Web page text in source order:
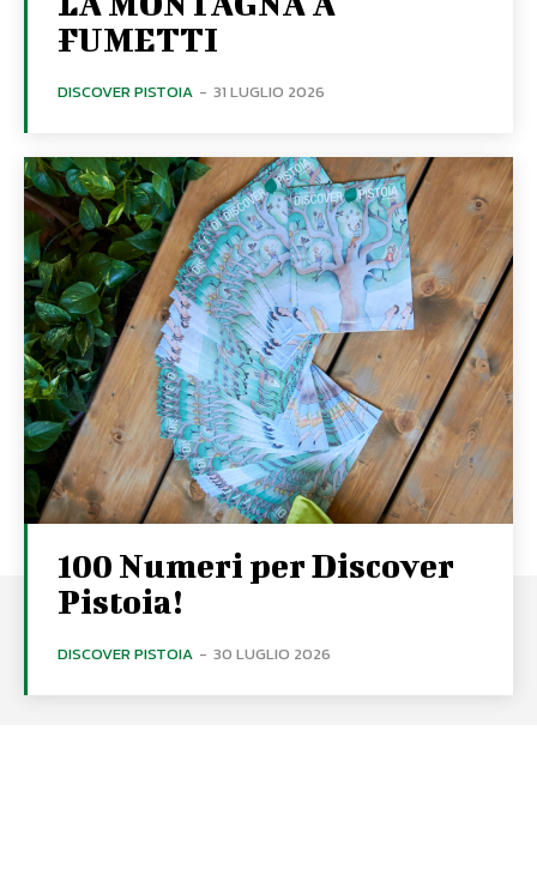
FUMETTI
DISCOVER PISTOIA - 31 LUGLIO 2026
100 Numeri per Discover
Pistoia!
DISCOVER PISTOIA - 30 LUGLIO 2026